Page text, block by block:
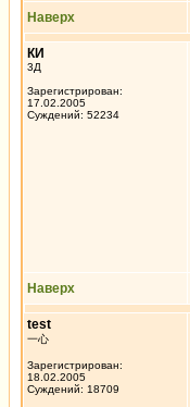
Наверх
КИ
3Д
Зарегистрирован:
17.02.2005
Суждений: 52234
Наверх
test
一心
Зарегистрирован:
18.02.2005
Суждений: 18709